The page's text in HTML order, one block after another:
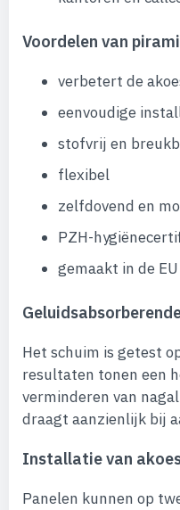
Voordelen van
verbetert de
eenvoudige
stofvrij en
flexibel
zelfdovend en
PZH-
gemaakt in de EU
Het schuim is getest
resultaten tonen een
verminderen van
draagt aanzienlijk bij
Installatie van
Panelen kunnen op